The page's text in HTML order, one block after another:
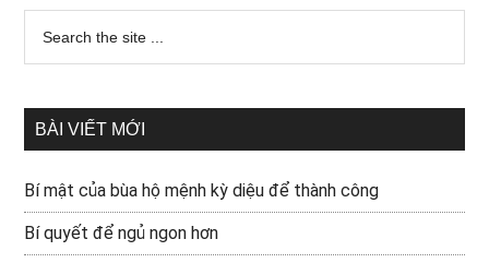
BÀI VIẾT MỚI
Bí mật của bùa hộ mệnh kỳ diệu để thành công
Bí quyết để ngủ ngon hơn